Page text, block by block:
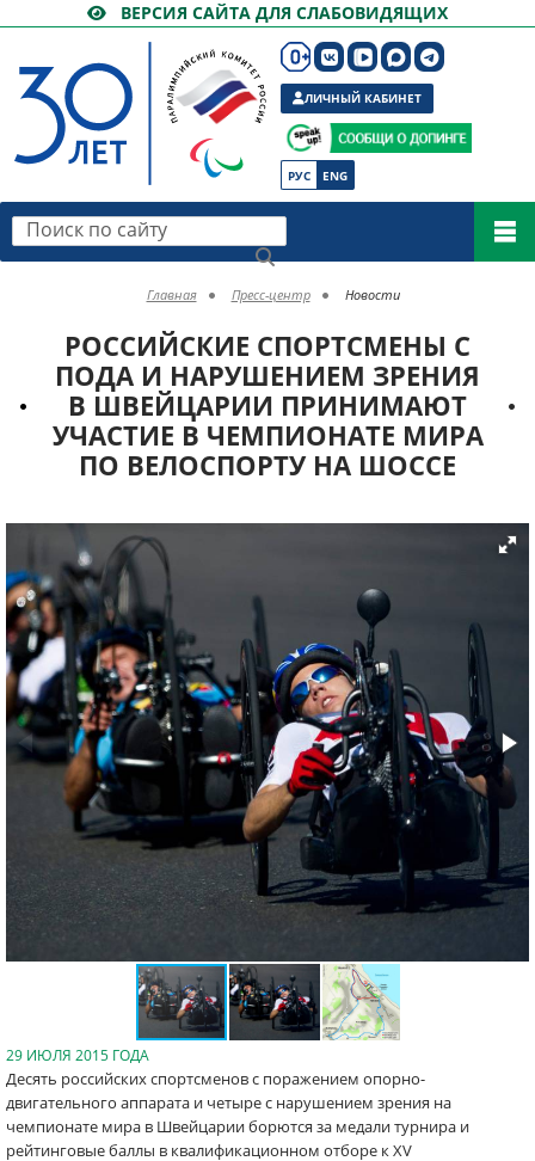
ВЕРСИЯ САЙТА ДЛЯ СЛАБОВИДЯЩИХ
РУС ENG
ЛИЧНЫЙ КАБИНЕТ
Поиск по сайту
Главная Пресс-центр Новости
РОССИЙСКИЕ СПОРТСМЕНЫ С
ПОДА И НАРУШЕНИЕМ ЗРЕНИЯ
В ШВЕЙЦАРИИ ПРИНИМАЮТ
УЧАСТИЕ В ЧЕМПИОНАТЕ МИРА
ПО ВЕЛОСПОРТУ НА ШОССЕ
29 ИЮЛЯ 2015 ГОДА
Десять российских спортсменов с поражением опорно-
двигательного аппарата и четыре с нарушением зрения на
чемпионате мира в Швейцарии борются за медали турнира и
рейтинговые баллы в квалификационном отборе к XV